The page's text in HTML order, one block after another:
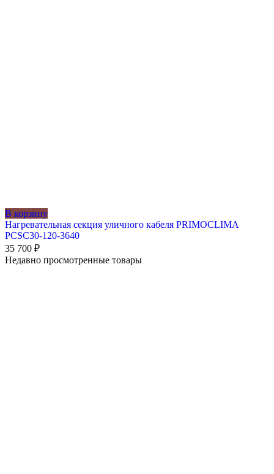
В корзину
Нагревательная секция уличного кабеля PRIMOCLIMA
PCSC30-120-3640
35 700 ₽
Недавно просмотренные товары